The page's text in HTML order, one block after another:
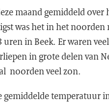
maand gemiddeld
was het in het
uren in Beek. Er waren
in grote delen van
noorden veel zon.
gemiddelde temperatuur